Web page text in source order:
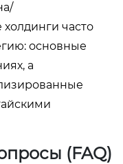
часто
основные
а
(FAQ)